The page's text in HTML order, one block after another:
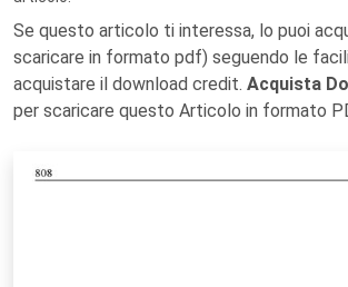
Se questo articolo ti interessa, lo puoi
scaricare in formato pdf) seguendo le
acquistare il download credit. Acquista
per scaricare questo Articolo in formato